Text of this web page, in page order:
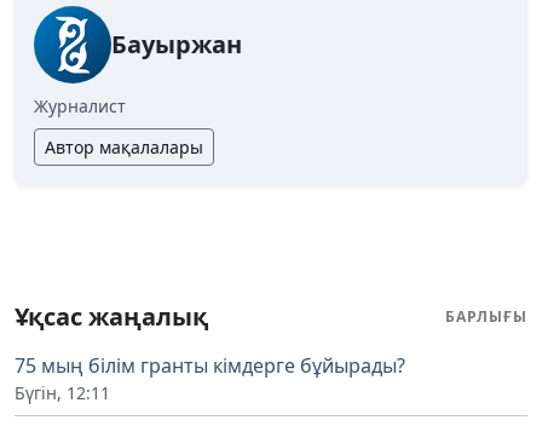
Бауыржан
Журналист
Автор мақалалары
Ұқсас жаңалық БАРЛЫҒЫ
75 мың білім гранты кімдерге бұйырады?
Бүгін, 12:11